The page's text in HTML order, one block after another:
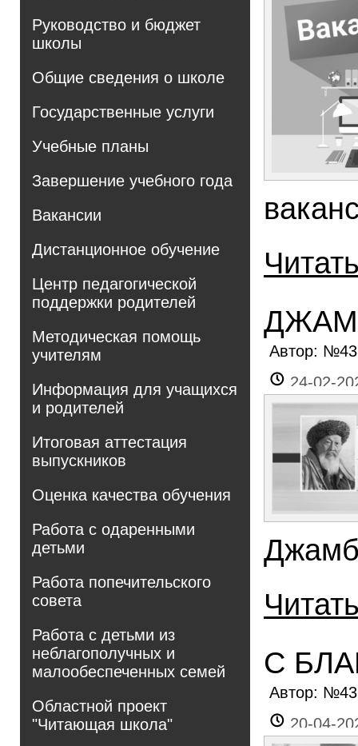
Руководство и бюджет
школы
Общие сведения о школе
Государственные услуги
Учебные планы
Завершение учебного года
Вакансии
Дистанционное обучение
Центр педагогической
поддержки родителей
Методическая помощь
учителям
Информация для учащихся
и родителей
Итоговая аттестация
выпускников
Оценка качества обучения
Работа с одаренными
детьми
Работа попечительского
совета
Работа с детьми из
неблагополучных и
малообеспеченных семей
Областной проект
"Читающая школа"
Автор:
24-02-
С
Автор:
20-04-